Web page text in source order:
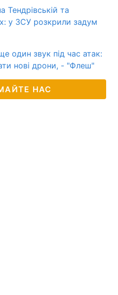
Тендрівській та
у ЗСУ розкрили задум
один звук під час атак:
нові дрони, - "Флеш"
НАС